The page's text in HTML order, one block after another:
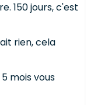
150 jours, c'est
rien, cela
mois vous